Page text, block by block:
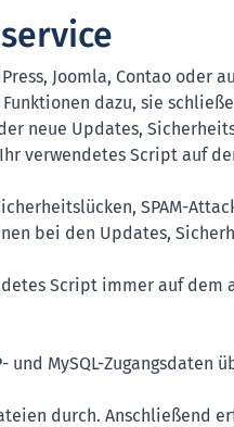
Joomla, Contao oder
dazu, sie
neue Updates,
verwendetes Script auf
SPAM-
bei den Updates,
Script immer auf dem
MySQL-Zugangsdaten
durch. Anschließend